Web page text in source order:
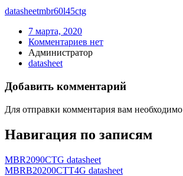
datasheetmbr60l45ctg
7 марта, 2020
Комментариев нет
Администратор
datasheet
Добавить комментарий
Для отправки комментария вам необходимо
Навигация по записям
MBR2090CTG datasheet
MBRB20200CTT4G datasheet